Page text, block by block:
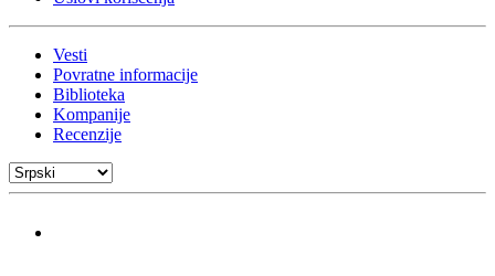
Vesti
Povratne informacije
Biblioteka
Kompanije
Recenzije